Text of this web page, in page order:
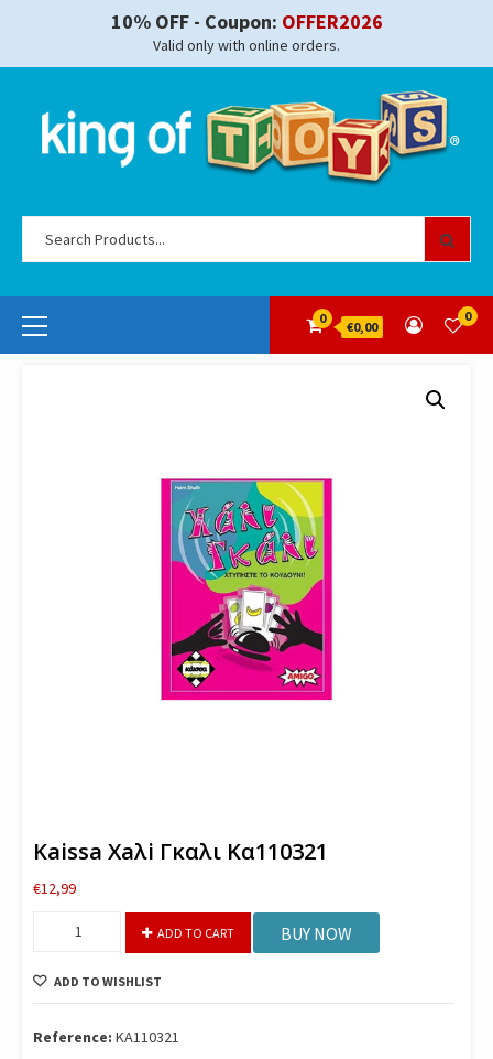
10% OFF - Coupon: OFFER2026
Valid only with online orders.
Primary
Menu
0
€0,00
0
Kaissa Xaλi Γκαλι Κα110321
€12,99
Κα110321
ADD TO CART BUY NOW
ADD TO WISHLIST
Reference: ΚΑ110321